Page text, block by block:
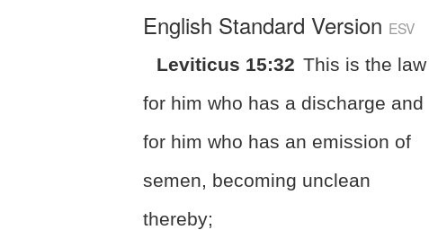
English Standard Version ESV
Leviticus 15:32 This is the law
for him who has a discharge and
for him who has an emission of
semen, becoming unclean
thereby;